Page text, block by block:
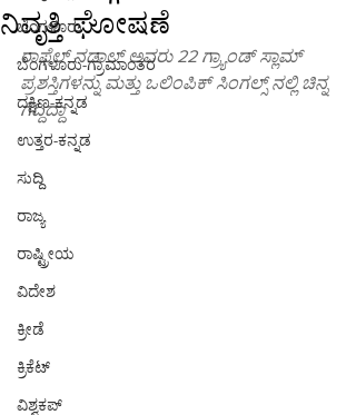
ಬೆಂಗಳೂರು
ಬೆಂಗಳೂರು-ಗ್ರಾಮಾಂತರ
ದಕ್ಷಿಣ-ಕನ್ನಡ
ಉತ್ತರ-ಕನ್ನಡ
ಸುದ್ದಿ
ರಾಜ್ಯ
ರಾಷ್ಟ್ರೀಯ
ವಿದೇಶ
ಕ್ರೀಡೆ
ಕ್ರಿಕೆಟ್
ವಿಶ್ವಕಪ್
ನಿವೃತ್ತಿ ಘೋಷಣೆ
ರಾಫೆಲ್ ನಡಾಲ್ ಅವರು 22 ಗ್ರ್ಯಾಂಡ್ ಸ್ಲಾಮ್
ಪ್ರಶಸ್ತಿಗಳನ್ನು ಮತ್ತು ಒಲಿಂಪಿಕ್ ಸಿಂಗಲ್ಸ್ ನಲ್ಲಿ ಚಿನ್ನ
ಗೆದ್ದಿದ್ದಾ